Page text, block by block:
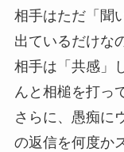
相手はただ「聞
出ているだけな
相手は「共感」
んと相槌を打っ
さらに、愚痴に
の返信を何度か